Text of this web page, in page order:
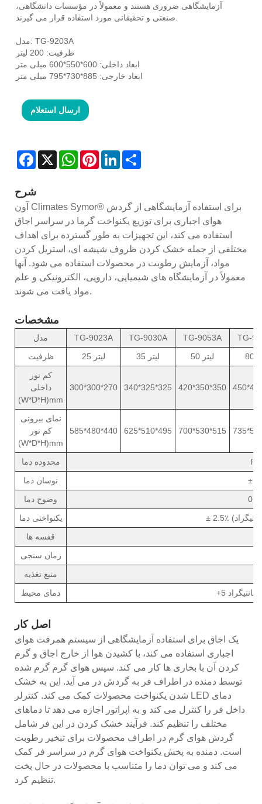
آزمایشگاهی ضروری هستند و معمولاً در مؤسسات دانشگاهی،
مدل: TG-9203A
ظرفیت: 200 لیتر
ابعاد داخلی: 600*550*600 میلی متر
ابعاد خارجی: 885*730*795 میلی متر
ارسال استعلام
Facebook
X WhatsAppPinterestLinkedIn
شرح
آون Climates Symor® برای استفاده آزمایشگاهی از گردش
هوای اجباری برای توزیع یکنواخت گرما در سراسر اجاق
استفاده می کند، این تجهیزات به طور گسترده برای اهداف
مختلفی از جمله خشک کردن ظروف شیشه ای، استریل کردن
مواد، آزمایش رطوبت در محصولات استفاده می شود. آنها
معمولاً در آزمایشگاه های شیمیایی، دارویی، الکترونیکی و علم
مواد یافت می شوند.
مشخصات
مدل TG-9023A TG-9030A TG-9053A
TG-
ظرفیت
25 لیتر 35 لیتر 50 لیتر
کم نور
داخلی
(W*D*H)mm
300*300*270 340*325*325 420*350*350
نمای بیرونی
کم نور
(W*D*H)mm
585*480*440 625*510*495 700*530*515
محدوده دما
نوسان دما
وضوح دما
یکنواختی دما
قفسه ها
زمان سنجی
منبع تغذیه
دمای محیط
اصل کار
یک اجاق برای استفاده آزمایشگاهی از سیستم همرفت هوای
اجباری استفاده می کند، با کشیدن هوا از خارج اجاق و گرم
کردن آن با بخاری ها کار می کند. سپس هوای گرم گرم شده
توسط دمنده در اطراف فر به گردش در می آید. این به خشک
شدن یکنواخت محصولات کمک می کند. کنترلر LED دمای
داخل فر را کنترل می کند و به اپراتور اجازه می دهد تا دماهای
مختلف را تنظیم کند. فرآیند خشک کردن در این فر شامل
گردش هوای گرم در اطراف محصولات برای تبخیر رطوبت
است. دمنده به پخش یکنواخت هوای گرم در سراسر فر کمک
می کند و می توان دما را متناسب با محصولات در حال پخت
تنظیم کرد.